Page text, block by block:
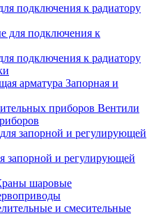
подключения к радиатору
подключения к радиатору
Запорная и
Вентили
запорной и регулирующей
шаровые